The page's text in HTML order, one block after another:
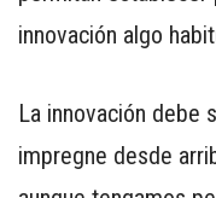
innovación algo
La innovación debe
impregne desde